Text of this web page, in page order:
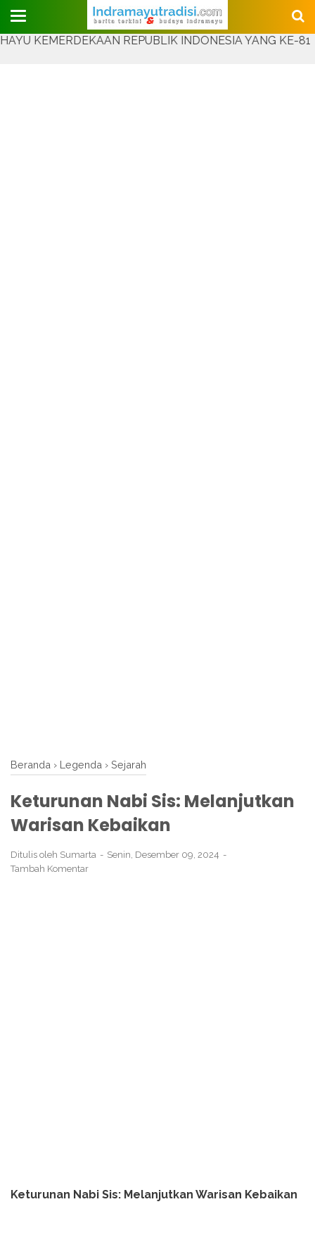
Judul Website
REPUBLIK INDONESIA YANG KE-81
Beranda › Legenda › Sejarah
Keturunan Nabi Sis: Melanjutkan
Warisan Kebaikan
Ditulis oleh Sumarta
Senin, Desember 09, 2024
Tambah Komentar
Keturunan Nabi Sis: Melanjutkan Warisan Kebaikan